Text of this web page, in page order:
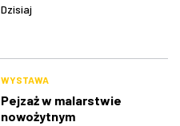
Dzisiaj
WYSTAWA
Pejzaż w malarstwie
nowożytnym